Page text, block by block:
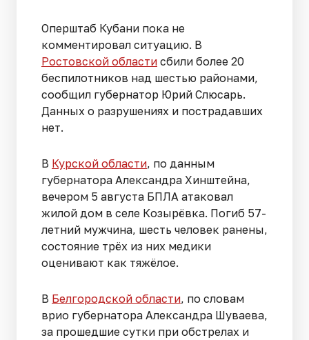
Оперштаб Кубани пока не
комментировал ситуацию. В
Ростовской области сбили более 20
беспилотников над шестью районами,
сообщил губернатор Юрий Слюсарь.
Данных о разрушениях и пострадавших
нет.
В Курской области, по данным
губернатора Александра Хинштейна,
вечером 5 августа БПЛА атаковал
жилой дом в селе Козырёвка. Погиб 57-
летний мужчина, шесть человек ранены,
состояние трёх из них медики
оценивают как тяжёлое.
В Белгородской области, по словам
врио губернатора Александра Шуваева,
за прошедшие сутки при обстрелах и